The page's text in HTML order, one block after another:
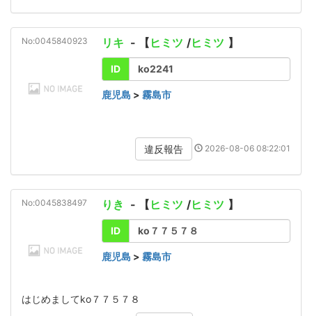
No:0045840923 リキ - 【 ヒミツ /ヒミツ 】
ID ko2241
鹿児島 > 霧島市
違反報告 2026-08-06 08:22:01
No:0045838497 りき - 【 ヒミツ /ヒミツ 】
ID ko７７５７８
鹿児島 > 霧島市
はじめましてko７７５７８